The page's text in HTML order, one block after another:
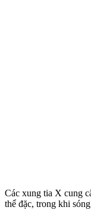
Các xung tia X cung
thể đặc, trong khi